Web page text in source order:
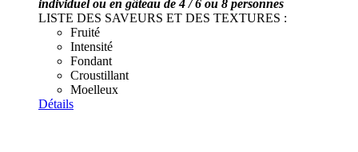
individuel ou en gâteau de 4 / 6 ou 8 personnes
LISTE DES SAVEURS ET DES TEXTURES :
Fruité
Intensité
Fondant
Croustillant
Moelleux
Détails